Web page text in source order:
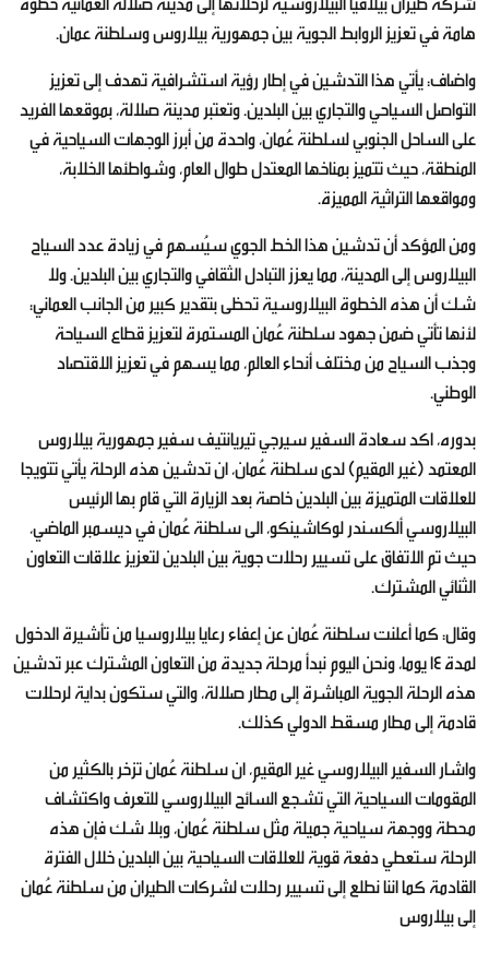
هامة في تعزيز الروابط الجوية بين جمهورية بيلاروس وسلطنة عمان.
واضاف: يأتي هذا التدشين في إطار رؤية استشرافية تهدف إلى تعزيز
التواصل السياحي والتجاري بين البلدين. وتعتبر مدينة صلالة، بموقعها الفريد
على الساحل الجنوبي لسلطنة عُمان، واحدة من أبرز الوجهات السياحية في
المنطقة، حيث تتميز بمناخها المعتدل طوال العام، وشواطئها الخلابة،
ومواقعها التراثية المميزة.
ومن المؤكد أن تدشين هذا الخط الجوي سيُسهم في زيادة عدد السياح
البيلاروس إلى المدينة، مما يعزز التبادل الثقافي والتجاري بين البلدين. ولا
شك أن هذه الخطوة البيلاروسية تحظى بتقدير كبير من الجانب العماني؛
لأنها تأتي ضمن جهود سلطنة عُمان المستمرة لتعزيز قطاع السياحة
وجذب السياح من مختلف أنحاء العالم، مما يسهم في تعزيز الاقتصاد
الوطني.
بدوره، اكد سعادة السفير سيرجي تيريانتيف سفير جمهورية بيلاروس
المعتمد (غير المقيم) لدى سلطنة عُمان، ان تدشين هذه الرحلة يأتي تتويجا
للعلاقات المتميزة بين البلدين خاصة بعد الزيارة التي قام بها الرئيس
البيلاروسي ألكسندر لوكاشينكو، الى سلطنة عُمان في ديسمبر الماضي،
حيث تم الاتفاق على تسيير رحلات جوية بين البلدين لتعزيز علاقات التعاون
الثنائي المشترك.
وقال: كما أعلنت سلطنة عُمان عن إعفاء رعايا بيلاروسيا من تأشيرة الدخول
لمدة 14 يوما، ونحن اليوم نبدأ مرحلة جديدة من التعاون المشترك عبر تدشين
هذه الرحلة الجوية المباشرة إلى مطار صلالة، والتي ستكون بداية لرحلات
قادمة إلى مطار مسقط الدولي كذلك.
واشار السفير البيلاروسي غير المقيم، ان سلطنة عُمان تزخر بالكثير من
المقومات السياحية التي تشجع السائح البيلاروسي للتعرف واكتشاف
محطة ووجهة سياحية جميلة مثل سلطنة عُمان، وبلا شك فإن هذه
الرحلة ستعطي دفعة قوية للعلاقات السياحية بين البلدين خلال الفترة
القادمة كما اننا نطلع إلى تسيير رحلات لشركات الطيران من سلطنة عُمان
إلى بيلاروس